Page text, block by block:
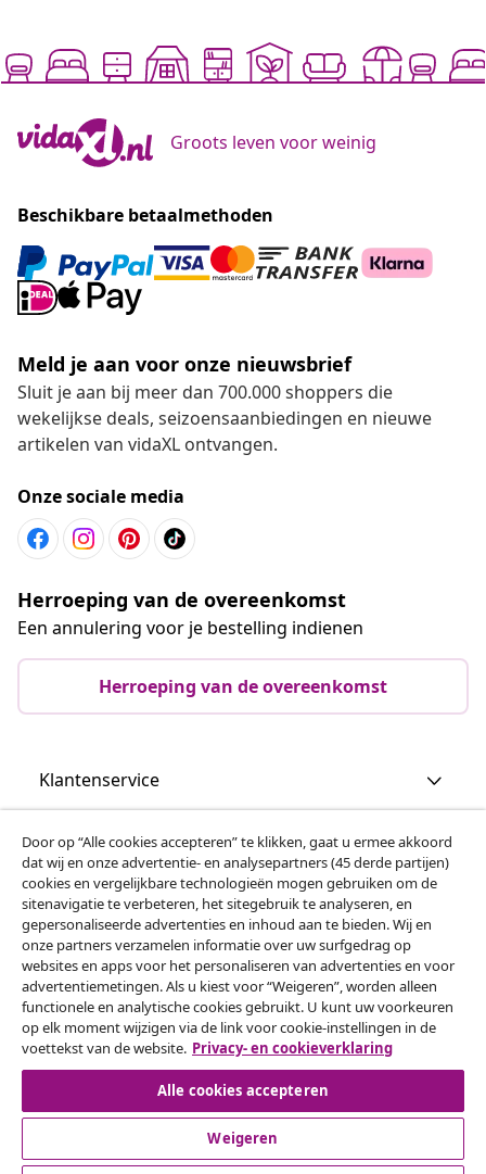
Groots leven voor weinig
Beschikbare betaalmethoden
Meld je aan voor onze nieuwsbrief
Sluit je aan bij meer dan 700.000 shoppers die
wekelijkse deals, seizoensaanbiedingen en nieuwe
artikelen van vidaXL ontvangen.
Onze sociale media
Herroeping van de overeenkomst
Een annulering voor je bestelling indienen
Herroeping van de overeenkomst
Klantenservice
Zakelijk
vidaXL
Ontdek meer
© 2008-2026 vidaXL www.vidaxl.nl is een website van vidaXL
Marketplace B.V.
Door op “Alle cookies accepteren” te klikken, gaat u ermee akkoord
dat wij en onze advertentie- en analysepartners (45 derde partijen)
cookies en vergelijkbare technologieën mogen gebruiken om de
sitenavigatie te verbeteren, het sitegebruik te analyseren, en
gepersonaliseerde advertenties en inhoud aan te bieden. Wij en
onze partners verzamelen informatie over uw surfgedrag op
websites en apps voor het personaliseren van advertenties en voor
advertentiemetingen. Als u kiest voor “Weigeren”, worden alleen
functionele en analytische cookies gebruikt. U kunt uw voorkeuren
op elk moment wijzigen via de link voor cookie-instellingen in de
voettekst van de website. Privacy- en cookieverklaring
Alle cookies accepteren
Weigeren